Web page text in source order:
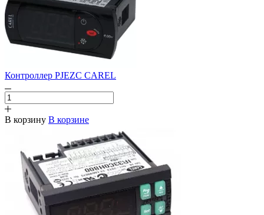
Контроллер PJEZC CAREL
В корзину В корзине